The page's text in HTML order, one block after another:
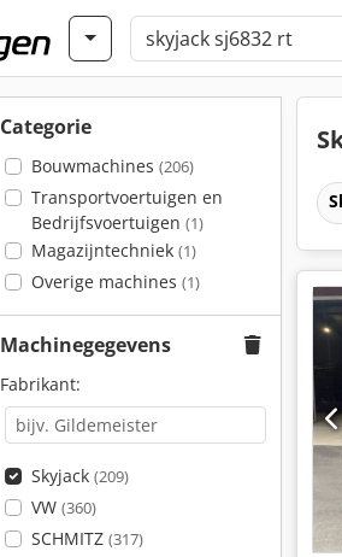
Categorie
Bouwmachines (206)
Transportvoertuigen en
Bedrijfsvoertuigen (1)
Magazijntechniek (1)
Overige machines (1)
Machinegegevens
Fabrikant:
Skyjack (209)
VW (360)
SCHMITZ (317)